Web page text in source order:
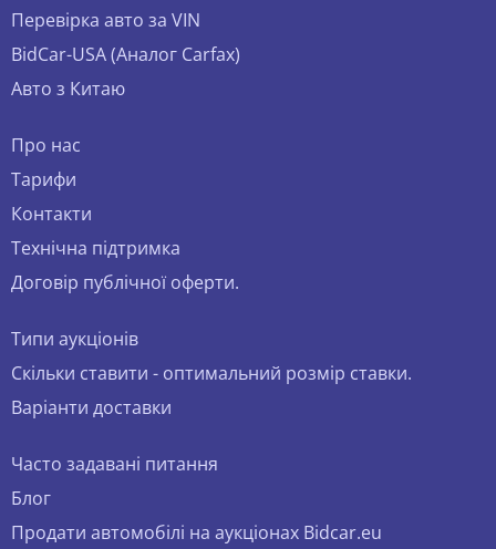
Перевірка авто за VIN
BidCar-USA (Аналог Carfax)
Авто з Китаю
Про нас
Тарифи
Контакти
Технічна підтримка
Договір публічної оферти.
Типи аукціонів
Скільки ставити - оптимальний розмір ставки.
Варіанти доставки
Часто задавані питання
Блог
Продати автомобілі на аукціонах Bidcar.eu